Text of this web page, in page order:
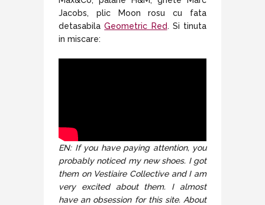
Jacobs, plic Moon rosu cu fata
detasabilaGeometric Red. Si tinuta
in miscare:
EN: If you have paying attention, you
probably noticed my new shoes. I got
them on Vestiaire Collective and I am
very excited about them. I almost
have an obsession for this site. About